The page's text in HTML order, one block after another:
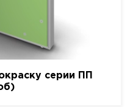
серии ПП